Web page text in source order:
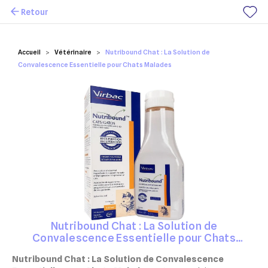
Mes favoris
Accueil Vétérinaire
Nutribound Chat : La Solution de
Convalescence Essentielle pour Chats Malades
Retour
Nutribound Chat : La Solution de
Convalescence Essentielle pour Chats
Nutribound Chat : La Solution de Convalescence